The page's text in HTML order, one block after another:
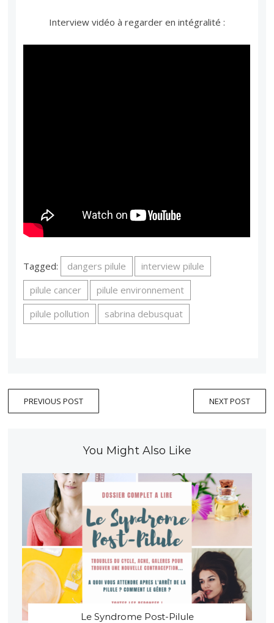
Interview vidéo à regarder en intégralité :
Tagged: dangers pilule
interview pilule
pilule cancer
pilule environnement
pilule pollution
sabrina debusquat
PREVIOUS POST NEXT POST
You Might Also Like
Le Syndrome Post-Pilule